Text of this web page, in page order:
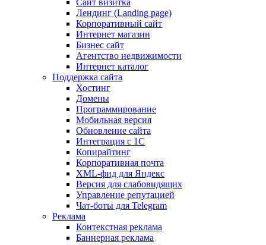
Сайт визитка
Лендинг (Landing page)
Корпоративный сайт
Интернет магазин
Бизнес сайт
Агентство недвижимости
Интернет каталог
Поддержка сайта
Хостинг
Домены
Программирование
Мобильная версия
Обновление сайта
Интеграция с 1С
Копирайтинг
Корпоративная почта
XML-фид для Яндекс
Версия для слабовидящих
Управление репутацией
Чат-боты для Telegram
Реклама
Контекстная реклама
Баннерная реклама